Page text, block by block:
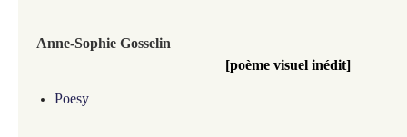
Anne-Sophie Gosselin
[poème visuel inédit]
Poesy